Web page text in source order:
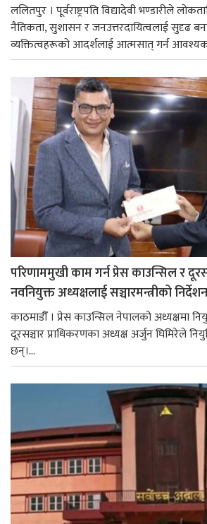
ललितपुर । पूर्वराष्ट्रपति विद्यादेवी भण्डारीले
नैतिकता, सुशासन र जनउत्तरदायित्वलाई सुदृढ
व्यक्तित्वहरूको आदर्शलाई आत्मसात् गर्न
परिणाममुखी काम गर्न प्रेस काउन्सिल र
नवनियुक्त अध्यक्षलाई सञ्चारमन्त्रीको निर्देशन
काठमाडौँ । प्रेस काउन्सिल नेपालको अध्यक्षमा
दूरसञ्चार प्राधिकरणका अध्यक्ष अर्जुन घिमिरेले
छन्।...